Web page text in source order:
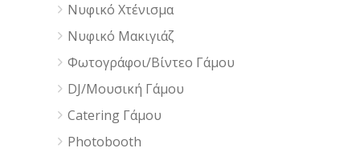
Νυφικό Χτένισμα
Νυφικό Μακιγιάζ
Φωτογράφοι/Βίντεο Γάμου
DJ/Μουσική Γάμου
Catering Γάμου
Photobooth